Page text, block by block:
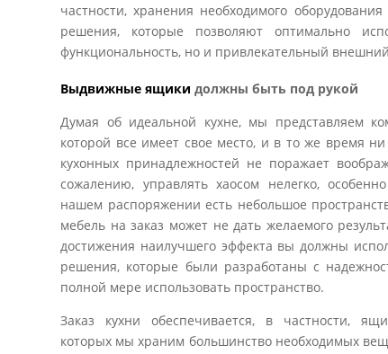
частности, хранения необходимого
решения, которые позволяют оптимально
функциональность, но и привлекательный
Выдвижные ящики должны быть под рукой
Думая об идеальной кухне, мы представляем
которой все имеет свое место, и в то же время
кухонных принадлежностей не поражает
сожалению, управлять хаосом нелегко,
нашем распоряжении есть небольшое
мебель на заказ может не дать желаемого
достижения наилучшего эффекта вы должны
решения, которые были разработаны с
полной мере использовать пространство.
Заказ кухни обеспечивается, в частности,
которых мы храним большинство необходимых